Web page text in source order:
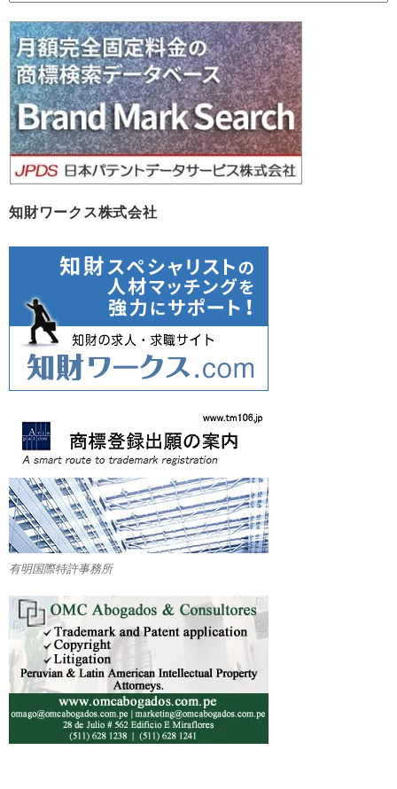
カ
イ
ブ
知財ワークス株式会社
有明国際特許事務所